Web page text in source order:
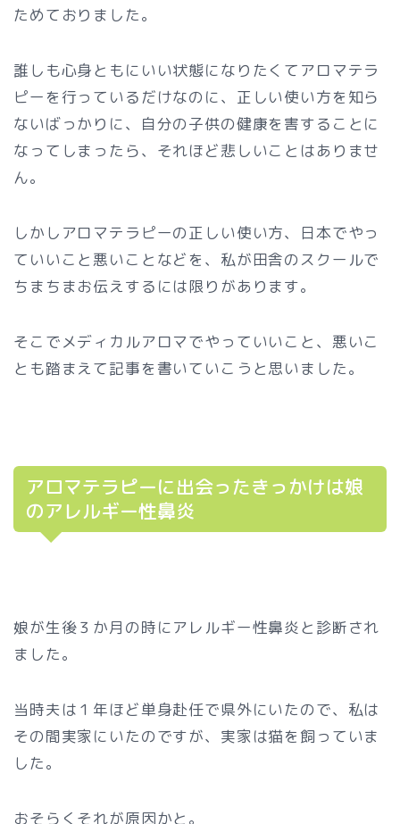
ためておりました。
誰しも心身ともにいい状態になりたくてアロマテラ
ピーを行っているだけなのに、正しい使い方を知ら
ないばっかりに、自分の子供の健康を害することに
なってしまったら、それほど悲しいことはありませ
ん。
しかしアロマテラピーの正しい使い方、日本でやっ
ていいこと悪いことなどを、私が田舎のスクールで
ちまちまお伝えするには限りがあります。
そこでメディカルアロマでやっていいこと、悪いこ
とも踏まえて記事を書いていこうと思いました。
アロマテラピーに出会ったきっかけは娘
のアレルギー性鼻炎
娘が生後３か月の時にアレルギー性鼻炎と診断され
ました。
当時夫は１年ほど単身赴任で県外にいたので、私は
その間実家にいたのですが、実家は猫を飼っていま
した。
おそらくそれが原因かと。